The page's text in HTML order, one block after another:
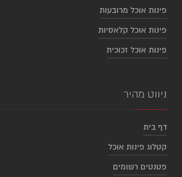
פינות אוכל מרובעות
פינות אוכל קלאסיות
פינות אוכל זכוכית
ניווט מהיר
דף בית
קטלוג פינות אוכל
פטנטים רשומים